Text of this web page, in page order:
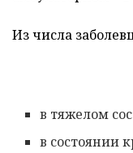
Из числа
в тяжелом
в состоянии